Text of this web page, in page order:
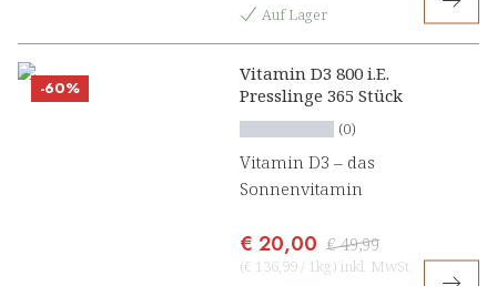
Auf Lager
-60%
Vitamin D3 800 i.E.
Presslinge 365 Stück
(0)
Vitamin D3 – das
Sonnenvitamin
€ 20,00 € 49,99
(€ 136,99 / 1kg) inkl. MwSt